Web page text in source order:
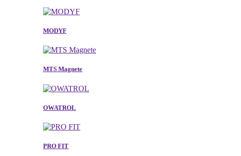
MODYF
MTS Magnete
OWATROL
PRO FIT